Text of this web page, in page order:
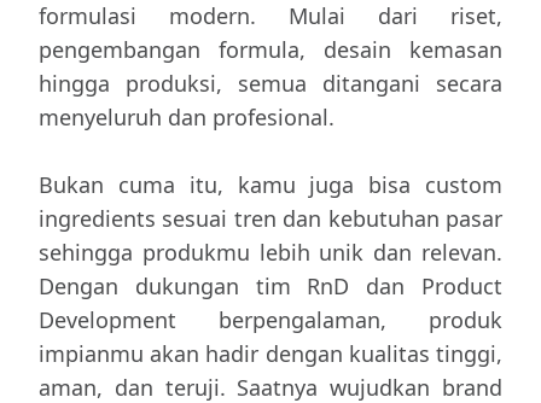
formulasi modern. Mulai dari riset,
pengembangan formula, desain kemasan
hingga produksi, semua ditangani secara
menyeluruh dan profesional.
Bukan cuma itu, kamu juga bisa custom
ingredients sesuai tren dan kebutuhan pasar
sehingga produkmu lebih unik dan relevan.
Dengan dukungan tim RnD dan Product
Development berpengalaman, produk
impianmu akan hadir dengan kualitas tinggi,
aman, dan teruji. Saatnya wujudkan brand